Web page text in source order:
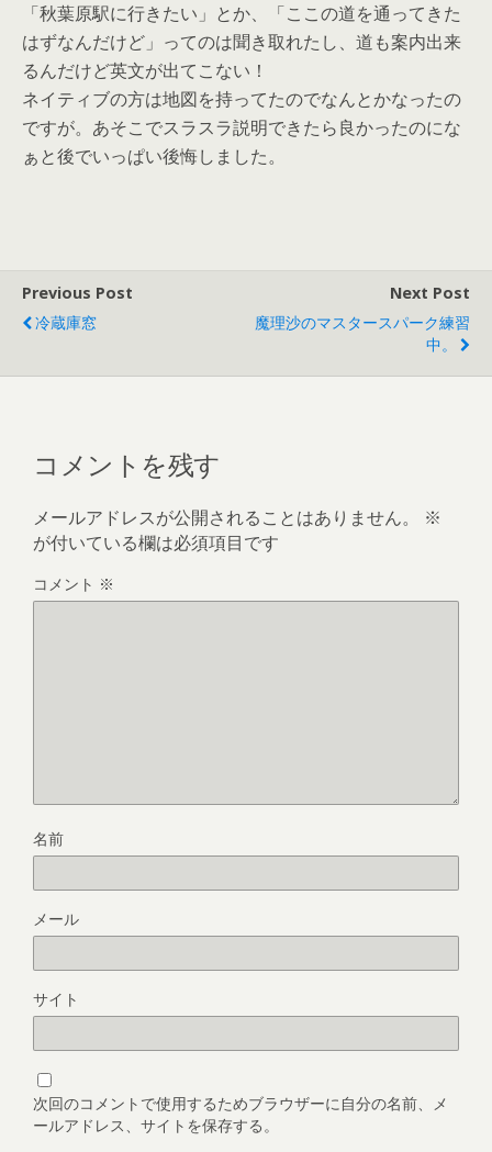
「秋葉原駅に行きたい」とか、「ここの道を通ってきた
はずなんだけど」ってのは聞き取れたし、道も案内出来
るんだけど英文が出てこない！
ネイティブの方は地図を持ってたのでなんとかなったの
ですが。あそこでスラスラ説明できたら良かったのにな
ぁと後でいっぱい後悔しました。
Previous Post
冷蔵庫窓
Next Post
魔理沙のマスタースパーク練習
中。
コメントを残す
メールアドレスが公開されることはありません。
※
が付いている欄は必須項目です
コメント ※
名前
メール
サイト
次回のコメントで使用するためブラウザーに自分の名前、メ
ールアドレス、サイトを保存する。